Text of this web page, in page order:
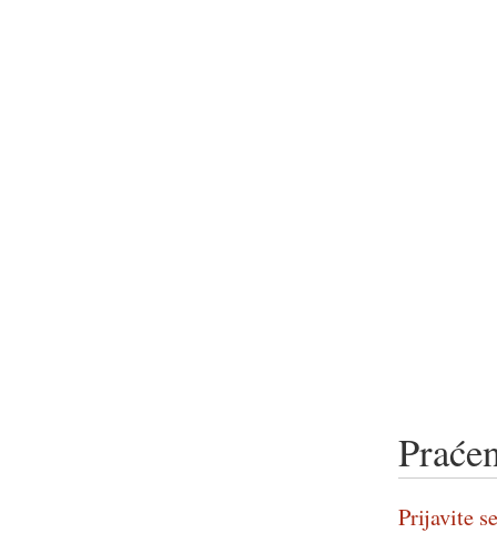
Prijavite